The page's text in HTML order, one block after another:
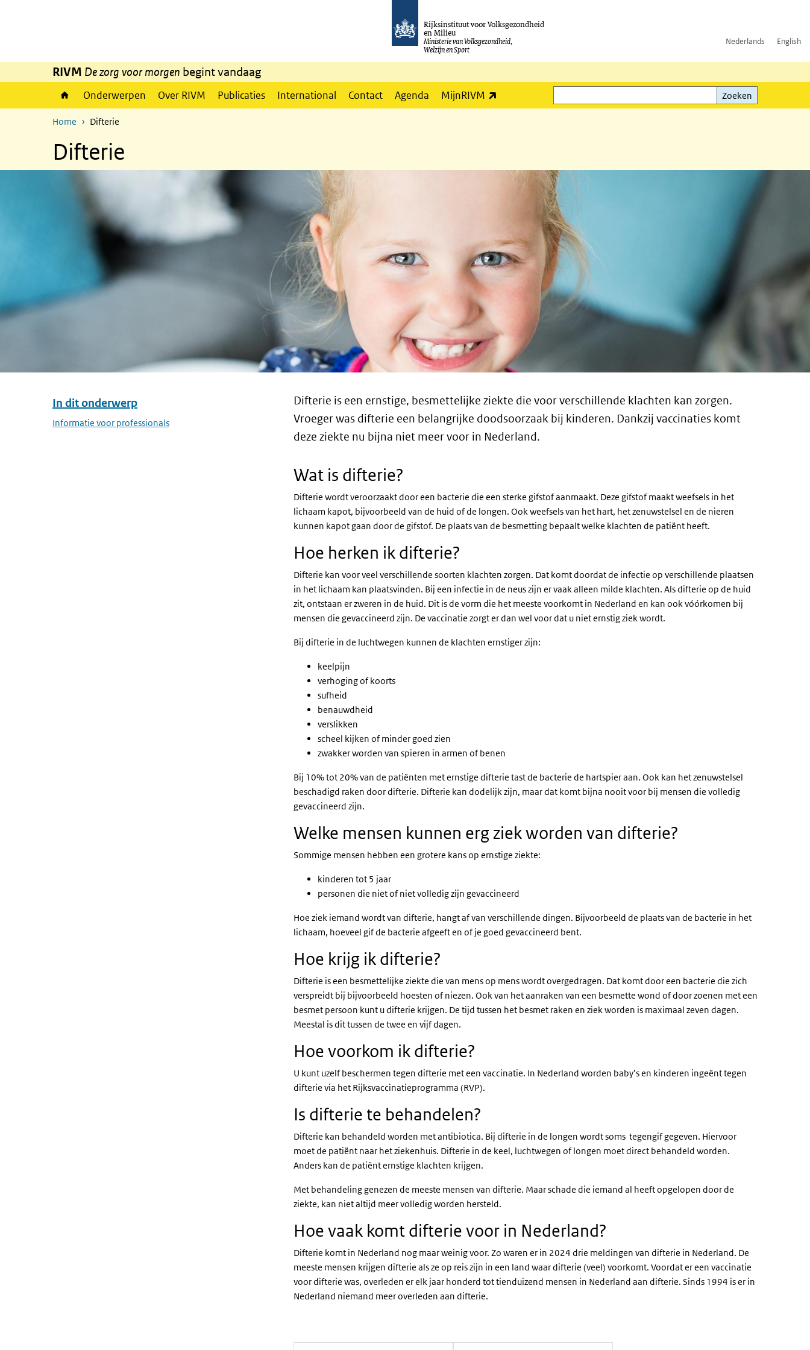
Rijksinstituut voor Volksgezondheid
en Milieu
Ministerie van Volksgezondheid,
Welzijn en Sport
Nederlands English
RIVM De zorg voor morgen begint vandaag
Onderwerpen Over RIVM Publicaties International Contact Agenda MijnRIVM
Zoeken
Zoeken
Home Difterie
Difterie
Overslaan menu In dit onderwerp
In dit onderwerp
Informatie voor professionals
Difterie is een ernstige, besmettelijke ziekte die voor verschillende klachten kan zorgen.
Vroeger was difterie een belangrijke doodsoorzaak bij kinderen. Dankzij vaccinaties komt
deze ziekte nu bijna niet meer voor in Nederland.
Wat is difterie?
Difterie wordt veroorzaakt door een bacterie die een sterke gifstof aanmaakt. Deze gifstof maakt weefsels in het
lichaam kapot, bijvoorbeeld van de huid of de longen. Ook weefsels van het hart, het zenuwstelsel en de nieren
kunnen kapot gaan door de gifstof. De plaats van de besmetting bepaalt welke klachten de patiënt heeft.
Hoe herken ik difterie?
Difterie kan voor veel verschillende soorten klachten zorgen. Dat komt doordat de infectie op verschillende plaatsen
in het lichaam kan plaatsvinden. Bij een infectie in de neus zijn er vaak alleen milde klachten. Als difterie op de huid
zit, ontstaan er zweren in de huid. Dit is de vorm die het meeste voorkomt in Nederland en kan ook vóórkomen bij
mensen die gevaccineerd zijn. De vaccinatie zorgt er dan wel voor dat u niet ernstig ziek wordt.
Bij difterie in de luchtwegen kunnen de klachten ernstiger zijn:
keelpijn
verhoging of koorts
sufheid
benauwdheid
verslikken
scheel kijken of minder goed zien
zwakker worden van spieren in armen of benen
Bij 10% tot 20% van de patiënten met ernstige difterie tast de bacterie de hartspier aan. Ook kan het zenuwstelsel
beschadigd raken door difterie. Difterie kan dodelijk zijn, maar dat komt bijna nooit voor bij mensen die volledig
gevaccineerd zijn.
Welke mensen kunnen erg ziek worden van difterie?
Sommige mensen hebben een grotere kans op ernstige ziekte:
kinderen tot 5 jaar
personen die niet of niet volledig zijn gevaccineerd
Hoe ziek iemand wordt van difterie, hangt af van verschillende dingen. Bijvoorbeeld de plaats van de bacterie in het
lichaam, hoeveel gif de bacterie afgeeft en of je goed gevaccineerd bent.
Hoe krijg ik difterie?
Difterie is een besmettelijke ziekte die van mens op mens wordt overgedragen. Dat komt door een bacterie die zich
verspreidt bij bijvoorbeeld hoesten of niezen. Ook van het aanraken van een besmette wond of door zoenen met een
besmet persoon kunt u difterie krijgen. De tijd tussen het besmet raken en ziek worden is maximaal zeven dagen.
Meestal is dit tussen de twee en vijf dagen.
Hoe voorkom ik difterie?
U kunt uzelf beschermen tegen difterie met een vaccinatie. In Nederland worden baby’s en kinderen ingeënt tegen
difterie via het Rijksvaccinatieprogramma (RVP).
Is difterie te behandelen?
Difterie kan behandeld worden met antibiotica. Bij difterie in de longen wordt soms tegengif gegeven. Hiervoor
moet de patiënt naar het ziekenhuis. Difterie in de keel, luchtwegen of longen moet direct behandeld worden.
Anders kan de patiënt ernstige klachten krijgen.
Met behandeling genezen de meeste mensen van difterie. Maar schade die iemand al heeft opgelopen door de
ziekte, kan niet altijd meer volledig worden hersteld.
Hoe vaak komt difterie voor in Nederland?
Difterie komt in Nederland nog maar weinig voor. Zo waren er in 2024 drie meldingen van difterie in Nederland. De
meeste mensen krijgen difterie als ze op reis zijn in een land waar difterie (veel) voorkomt. Voordat er een vaccinatie
voor difterie was, overleden er elk jaar honderd tot tienduizend mensen in Nederland aan difterie. Sinds 1994 is er in
Nederland niemand meer overleden aan difterie.